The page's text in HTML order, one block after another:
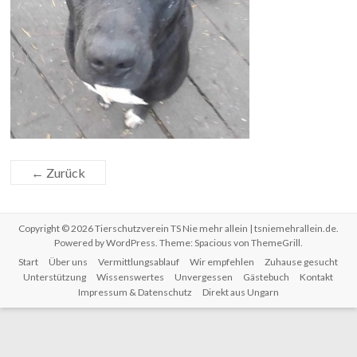
← Zurück
Copyright © 2026Tierschutzverein TS Nie mehr allein | tsniemehrallein.de.
Powered byWordPress. Theme: Spacious von ThemeGrill.
Start
Über uns Vermittlungsablauf Wir empfehlen
Zuhause gesucht
Unterstützung
Wissenswertes Unvergessen Gästebuch
Kontakt
Impressum & Datenschutz
Direkt aus Ungarn